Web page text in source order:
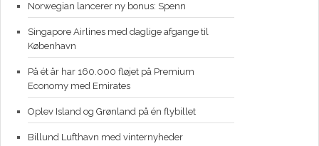
Norwegian lancerer ny bonus: Spenn
Singapore Airlines med daglige afgange til
København
På ét år har 160.000 fløjet på Premium
Economy med Emirates
Oplev Island og Grønland på én flybillet
Billund Lufthavn med vinternyheder